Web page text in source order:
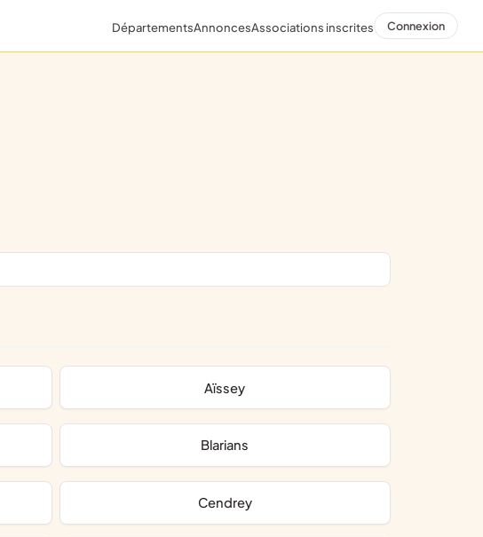
DépartementsAnnoncesAssociations inscrites Connexion
Aïssey
Blarians
Cendrey